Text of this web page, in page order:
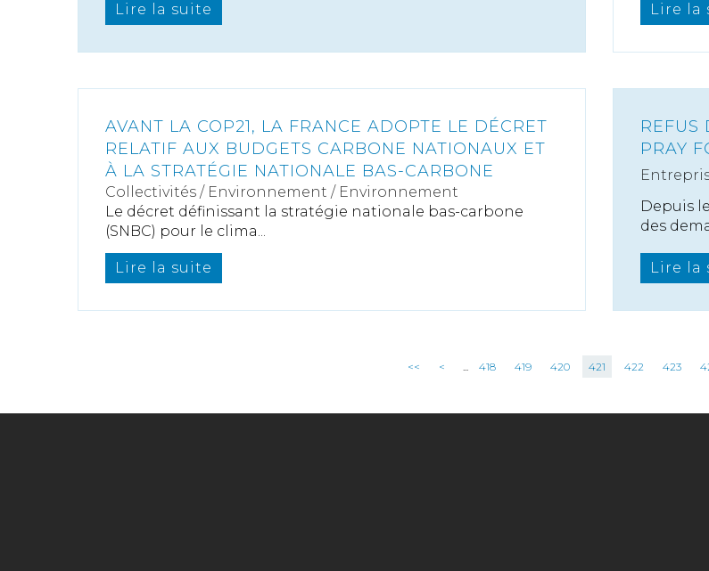
Lire la suite Lire la
AVANT LA COP21, LA FRANCE ADOPTE LE DÉCRET
RELATIF AUX BUDGETS CARBONE NATIONAUX ET
À LA STRATÉGIE NATIONALE BAS-CARBONE
Collectivités / Environnement / Environnement
Le décret définissant la stratégie nationale bas-carbone
(SNBC) pour le clima...
Lire la suite
REFUS
PRAY
Depuis
des
Lire la
<< < ... 418 419 420 421 422 423